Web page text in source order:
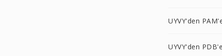
UYVY'den
UYVY'den PDB'e